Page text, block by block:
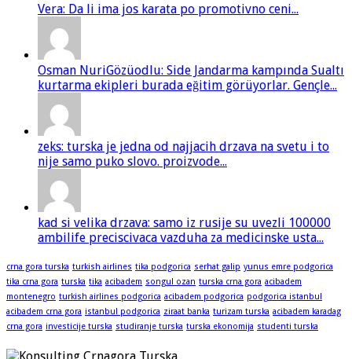
Vera: Da li ima jos karata po promotivno ceni...
Osman NuriGözüodlu: Side Jandarma kampında Sualtı
kurtarma ekipleri burada eğitim görüyorlar. Gençle...
zeks: turska je jedna od najjacih drzava na svetu i to
nije samo puko slovo. proizvode...
kad si velika drzava: samo iz rusije su uvezli 100000
ambilife preciscivaca vazduha za medicinske usta...
crna gora turska turkish airlines tika podgorica serhat galip yunus emre podgorica
tika crna gora turska tika acibadem songul ozan turska crna gora acibadem
montenegro turkish airlines podgorica acibadem podgorica podgorica istanbul
acibadem crna gora istanbul podgorica ziraat banka turizam turska acibadem karadag
crna gora investicije turska studiranje turska turska ekonomija studenti turska